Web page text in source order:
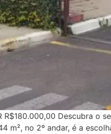
Descubra o
m², no 2º andar, é a